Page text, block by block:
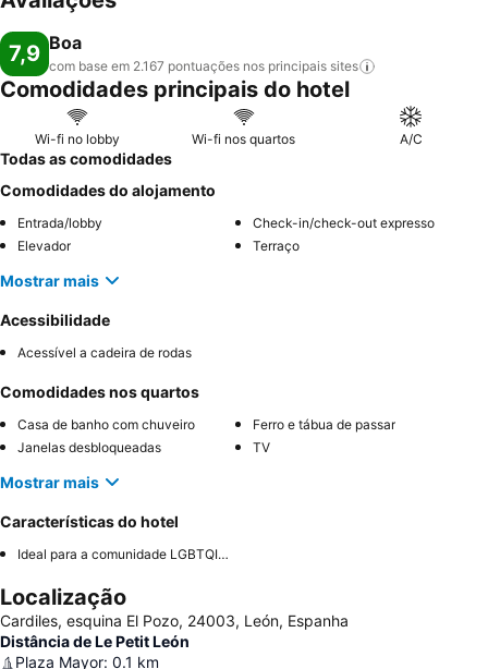
7,9 Boa
com base em 2.167 pontuações nos principais sites
Comodidades principais do hotel
Wi-fi no lobby Wi-fi nos quartos A/C
Todas as comodidades
Comodidades do alojamento
Entrada/lobby
Check-in/check-out expresso
Elevador
Terraço
Mostrar mais
Acessibilidade
Acessível a cadeira de rodas
Comodidades nos quartos
Casa de banho com chuveiro
Ferro e tábua de passar
Janelas desbloqueadas
TV
Mostrar mais
Características do hotel
Ideal para a comunidade LGBTQIA+
Localização
Cardiles, esquina El Pozo, 24003, León, Espanha
Distância de Le Petit León
Plaza Mayor: 0.1 km